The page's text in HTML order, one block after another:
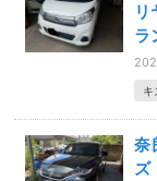
ラ
キ
奈
ズ